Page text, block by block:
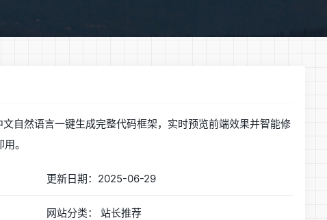
自然语言一键生成完整代码框架，实时预览前端效果并智能修
。
更新日期：2025-06-29
网站分类： 站长推荐